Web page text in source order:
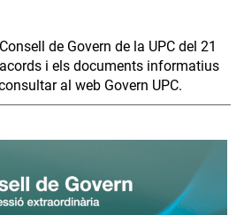
de Govern de la UPC del 21
i els documents informatius
al web Govern UPC.